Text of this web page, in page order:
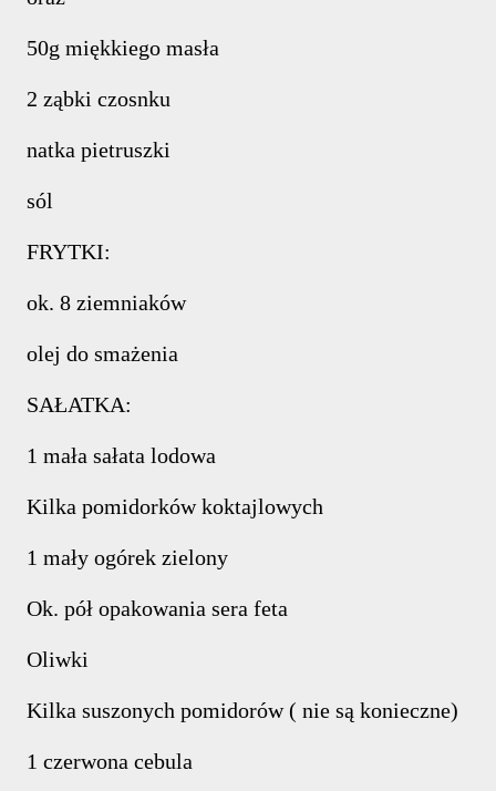
50g miękkiego masła
2 ząbki czosnku
natka pietruszki
sól
FRYTKI:
ok. 8 ziemniaków
olej do smażenia
SAŁATKA:
1 mała sałata lodowa
Kilka pomidorków koktajlowych
1 mały ogórek zielony
Ok. pół opakowania sera feta
Oliwki
Kilka suszonych pomidorów ( nie są konieczne)
1 czerwona cebula